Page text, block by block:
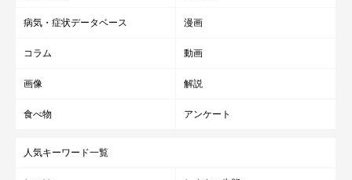
病気・症状データベース 漫画
コラム 動画
画像 解説
食べ物 アンケート
人気キーワード一覧